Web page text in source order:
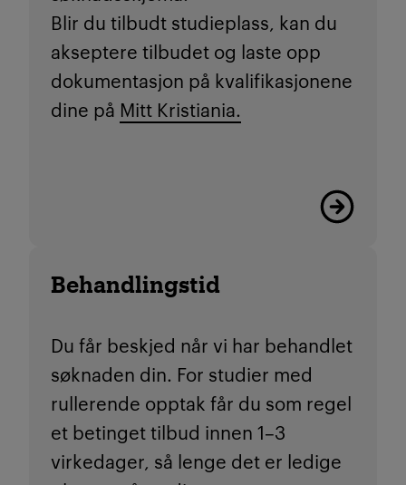
Blir du tilbudt studieplass, kan du
akseptere tilbudet og laste opp
dokumentasjon på kvalifikasjonene
dine på Mitt Kristiania.
Les mer
Behandlingstid
Du får beskjed når vi har behandlet
søknaden din. For studier med
rullerende opptak får du som regel
et betinget tilbud innen 1–3
virkedager, så lenge det er ledige